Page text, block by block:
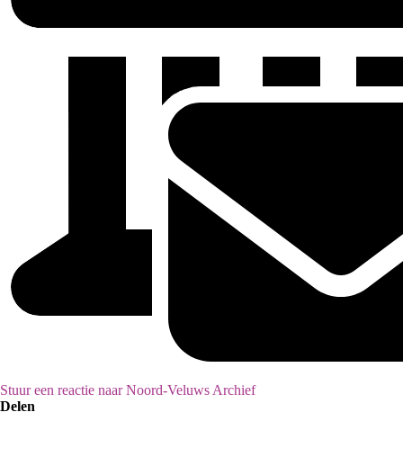
Stuur een reactie naar Noord-Veluws Archief
Delen